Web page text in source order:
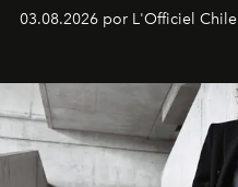
03.08.2026 por L'Officiel Chile